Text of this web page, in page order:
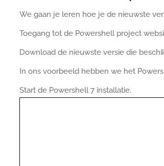
We gaan je leren hoe je de nieuwste
Toegang tot de Powershell project
Download de nieuwste versie die
In ons voorbeeld hebben we het
Start de Powershell 7 installatie.